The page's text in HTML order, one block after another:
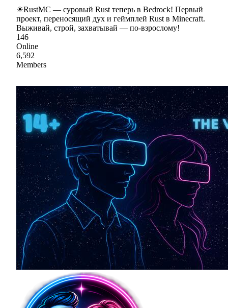
☀RustMC — суровый Rust теперь в Bedrock! Первый
проект, переносящий дух и геймплей Rust в Minecraft.
Выживай, строй, захватывай — по-взрослому!
146
Online
6,592
Members